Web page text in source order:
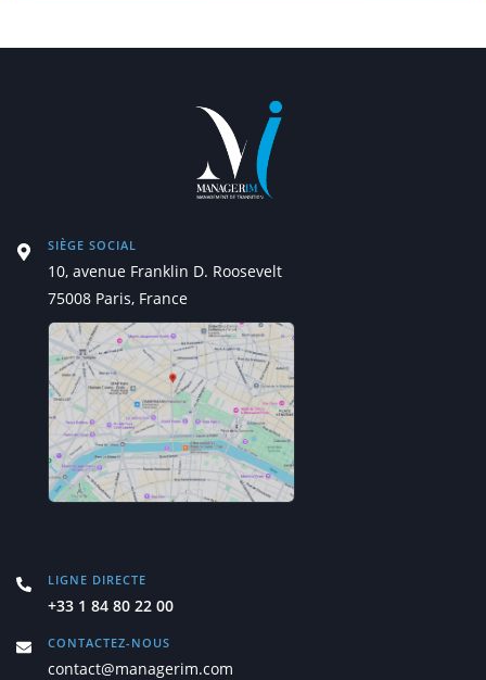
SIÈGE SOCIAL
10, avenue Franklin D. Roosevelt
75008 Paris, France
LIGNE DIRECTE
+33 1 84 80 22 00
CONTACTEZ-NOUS
contact@managerim.com